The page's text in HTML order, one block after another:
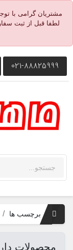
مشتریان گرامی با
لطفا قبل از ثبت
021-88825999
برچسب ها
محصولات